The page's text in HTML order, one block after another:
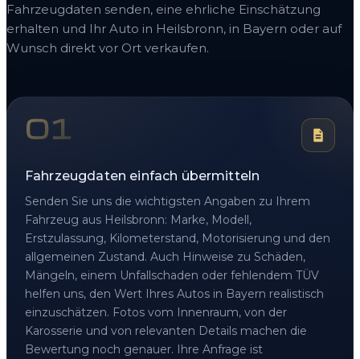
Fahrzeugdaten senden, eine ehrliche Einschätzung
erhalten und Ihr Auto in Heilsbronn, in Bayern oder auf
Wunsch direkt vor Ort verkaufen.
01
Fahrzeugdaten einfach übermitteln
Senden Sie uns die wichtigsten Angaben zu Ihrem
Fahrzeug aus Heilsbronn: Marke, Modell,
Erstzulassung, Kilometerstand, Motorisierung und den
allgemeinen Zustand. Auch Hinweise zu Schäden,
Mängeln, einem Unfallschaden oder fehlendem TÜV
helfen uns, den Wert Ihres Autos in Bayern realistisch
einzuschätzen. Fotos vom Innenraum, von der
Karosserie und von relevanten Details machen die
Bewertung noch genauer. Ihre Anfrage ist